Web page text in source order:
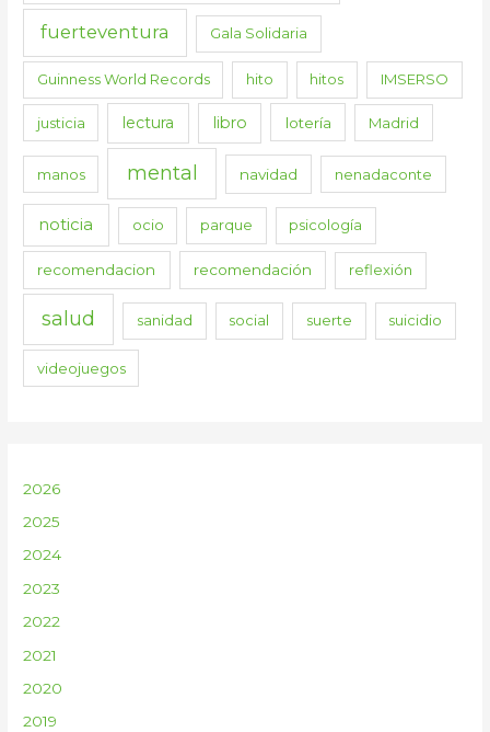
fuerteventura Gala Solidaria
Guinness World Records hito hitos IMSERSO
justicia lectura libro lotería Madrid
manos mental navidad nenadaconte
noticia ocio parque psicología
recomendacion recomendación reflexión
salud sanidad social suerte suicidio
videojuegos
2026
2025
2024
2023
2022
2021
2020
2019